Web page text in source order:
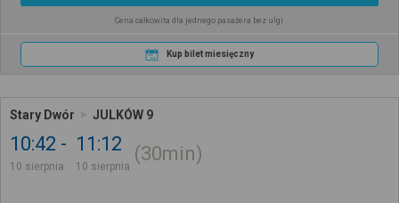
Cena całkowita dla jednego pasażera bez ulgi
Kup bilet miesięczny
Stary Dwór JULKÓW 9
10:42
10 sierpnia
11:12
10 sierpnia
30min